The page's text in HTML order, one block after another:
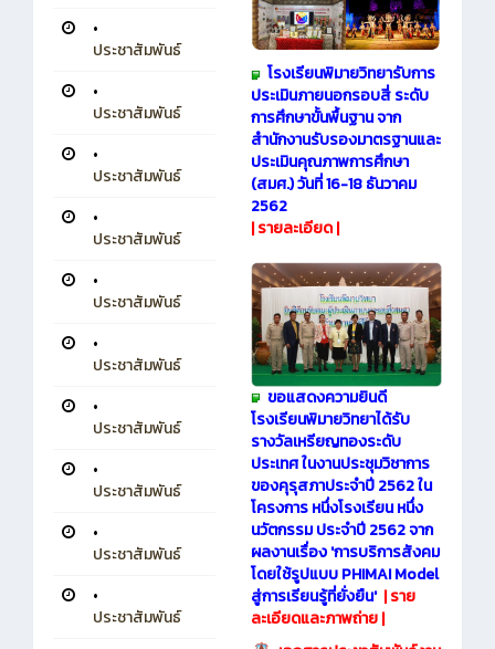
•
ประชาสัมพันธ์
•
ประชาสัมพันธ์
•
ประชาสัมพันธ์
•
ประชาสัมพันธ์
•
ประชาสัมพันธ์
•
ประชาสัมพันธ์
•
ประชาสัมพันธ์
•
ประชาสัมพันธ์
•
ประชาสัมพันธ์
•
ประชาสัมพันธ์
โรงเรียนพิมายวิทยารับการ
ประเมินภายนอกรอบสี่ ระดับ
การศึกษาขั้นพื้นฐาน จาก
สำนักงานรับรองมาตรฐานและ
ประเมินคุณภาพการศึกษา
(สมศ.) วันที่ 16-18 ธันวาคม
2562
|รายละเอียด|
ขอแสดงความยินดี
โรงเรียนพิมายวิทยาได้รับ
รางวัลเหรียญทองระดับ
ประเทศ ในงานประชุมวิชาการ
ของคุรุสภาประจำปี 2562 ใน
โครงการ หนึ่งโรงเรียน หนึ่ง
นวัตกรรม ประจำปี 2562 จาก
ผลงานเรื่อง 'การบริการสังคม
โดยใช้รูปแบบ PHIMAI Model
สู่การเรียนรู้ที่ยั่งยืน' |ราย
ละเอียดและภาพถ่าย|​​